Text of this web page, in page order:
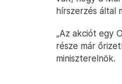
hírszerzés által
„Az akciót egy
része már
miniszterelnök.